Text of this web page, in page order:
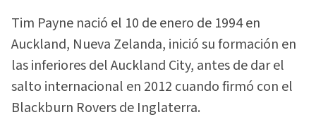
Tim Payne nació el 10 de enero de 1994 en
Auckland, Nueva Zelanda, inició su formación en
las inferiores del Auckland City, antes de dar el
salto internacional en 2012 cuando firmó con el
Blackburn Rovers de Inglaterra.